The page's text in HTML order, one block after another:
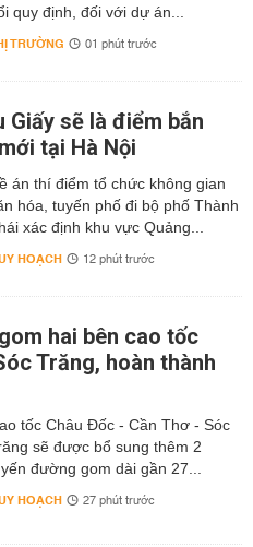
quy định, đối với dự án...
TRƯỜNG 01 phút trước
Giấy sẽ là điểm bắn
tại Hà Nội
án thí điểm tổ chức không gian
hóa, tuyến phố đi bộ phố Thành
xác định khu vực Quảng...
HOẠCH 12 phút trước
hai bên cao tốc
Trăng, hoàn thành
tốc Châu Đốc - Cần Thơ - Sóc
sẽ được bổ sung thêm 2
đường gom dài gần 27...
HOẠCH 27 phút trước